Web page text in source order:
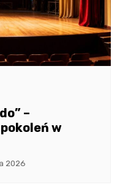
–
w
2026